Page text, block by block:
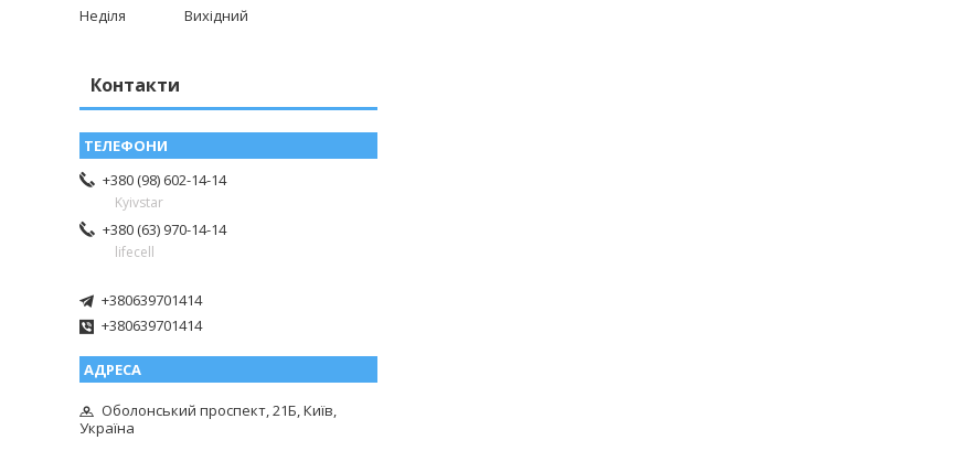
Неділя
Вихідний
Контакти
+380 (98) 602-14-14
Kyivstar
+380 (63) 970-14-14
lifecell
+380639701414
+380639701414
Оболонський проспект, 21Б, Київ,
Україна